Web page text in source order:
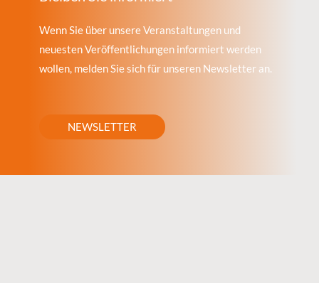
Wenn Sie über unsere Veranstaltungen und
neuesten Veröffentlichungen informiert werden
wollen, melden Sie sich für unseren Newsletter an.
NEWSLETTER